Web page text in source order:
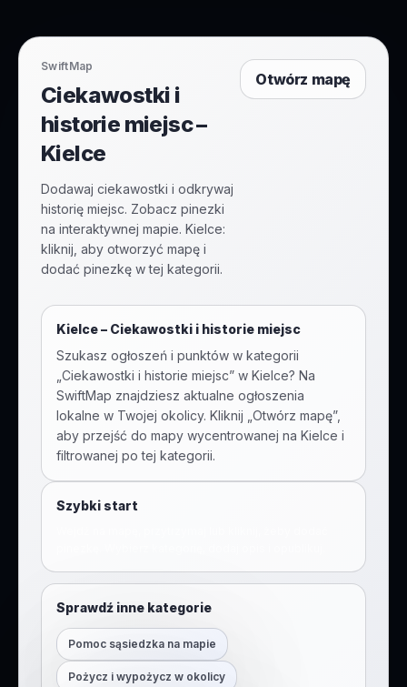
SwiftMap
Ciekawostki i
historie miejsc –
Kielce
Dodawaj ciekawostki i odkrywaj
historię miejsc. Zobacz pinezki
na interaktywnej mapie. Kielce:
kliknij, aby otworzyć mapę i
dodać pinezkę w tej kategorii.
Otwórz mapę
Kielce– Ciekawostki i historie miejsc
Szukasz ogłoszeń i punktów w kategorii
Ciekawostki i historie miejsc” w Kielce? Na
SwiftMap znajdziesz aktualne ogłoszenia
lokalne w Twojej okolicy. Kliknij „Otwórz mapę”,
aby przejść do mapy wycentrowanej na Kielce i
filtrowanej po tej kategorii.
Szybki start
Sprawdź inne kategorie
Pomoc sąsiedzka na mapie
Pożycz i wypożycz w okolicy